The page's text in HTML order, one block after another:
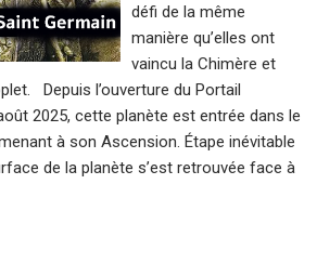
défi de la même
manière qu’elles ont
vaincu la Chimère et
Depuis l’ouverture du Portail
2025, cette planète est entrée dans le
à son Ascension. Étape inévitable
de la planète s’est retrouvée face à